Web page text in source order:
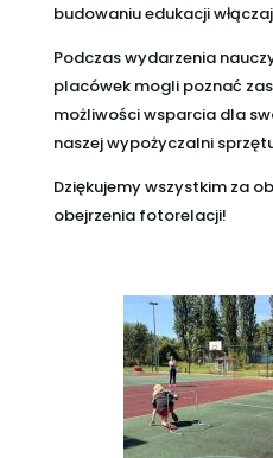
budowaniu edukacji
Podczas wydarzenia
placówek mogli poznać
możliwości wsparcia dla
naszej wypożyczalni
Dziękujemy wszystkim za
obejrzenia fotorelacji!